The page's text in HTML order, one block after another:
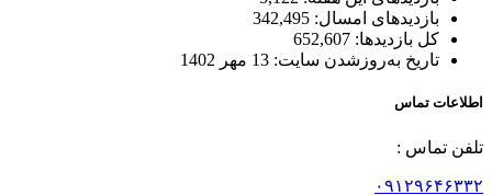
بازدیدهای امسال: 342,495
کل بازدیدها: 652,607
تاریخ به‌روزشدن سایت: 13 مهر 1402
اطلاعات تماس
تلفن تماس :
۰۹۱۲۹۶۴۶۳۳۲